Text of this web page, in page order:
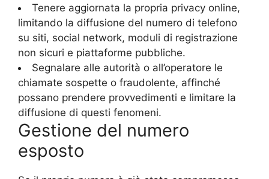
Tenere aggiornata la propria privacy online,
limitando la diffusione del numero di telefono
su siti, social network, moduli di registrazione
non sicuri e piattaforme pubbliche.
Segnalare alle autorità o all’operatore le
chiamate sospette o fraudolente, affinché
possano prendere provvedimenti e limitare la
diffusione di questi fenomeni.
Gestione del numero
esposto